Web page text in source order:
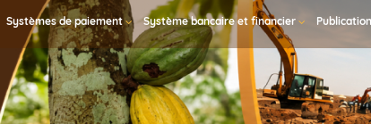
Systèmes de paiement Système bancaire et financier